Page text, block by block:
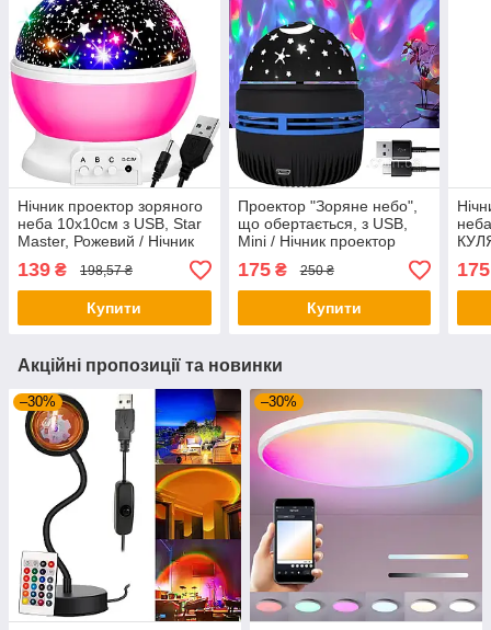
Нічник проектор зоряного
неба 10х10см з USB, Star
Master, Рожевий / Нічник
Зоряне небо у формі кулі
139 ₴ 198,57 ₴
Купити
Проектор "Зоряне небо",
що обертається, з USB,
Mini / Нічник проектор
нічного неба / Світильник-
проектор
175₴ 250 ₴
Купити
175
Акційні пропозиції та новинки
–30% –30%